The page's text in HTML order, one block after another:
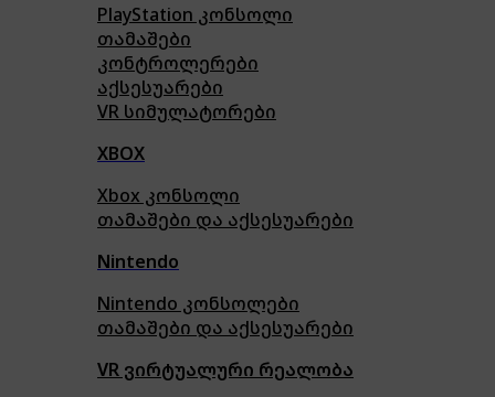
PlayStation კონსოლი
თამაშები
კონტროლერები
აქსესუარები
VR სიმულატორები
XBOX
Xbox კონსოლი
თამაშები და აქსესუარები
Nintendo
Nintendo კონსოლები
თამაშები და აქსესუარები
VR ვირტუალური რეალობა